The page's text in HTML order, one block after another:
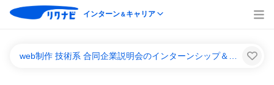
インターン＆キャリア